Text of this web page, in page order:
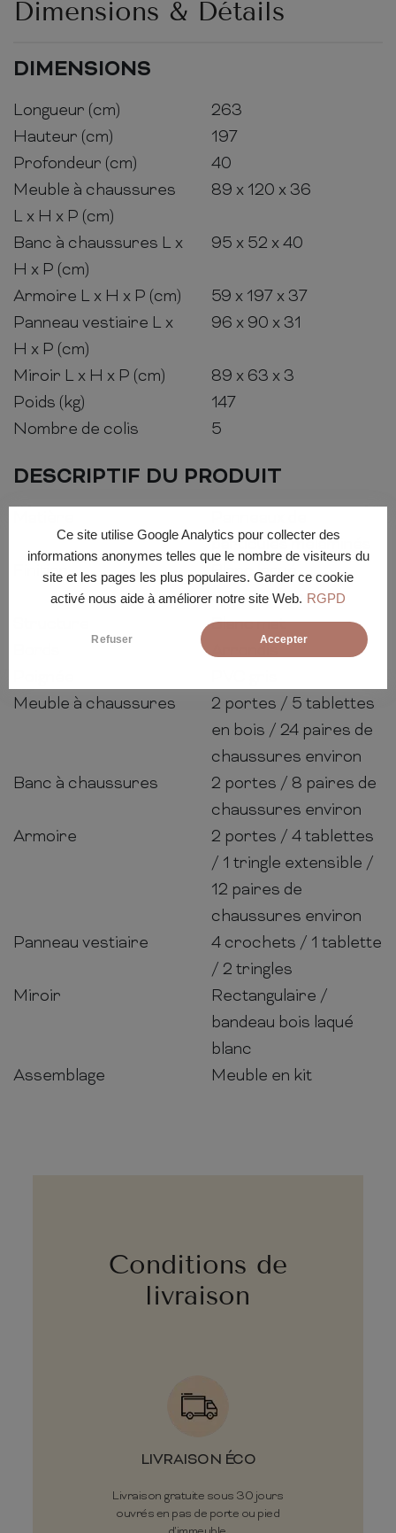
Ce site utilise Google Analytics pour collecter des
informations anonymes telles que le nombre de visiteurs du
site et les pages les plus populaires. Garder ce cookie
activé nous aide à améliorer notre site Web. RGPD
Refuser Accepter
Dimensions & Détails
DIMENSIONS
Longueur (cm)
263
Hauteur (cm)
197
Profondeur (cm)
40
Meuble à chaussures
L x H x P (cm)
89 x 120 x 36
Banc à chaussures L x
H x P (cm)
95 x 52 x 40
Armoire L x H x P (cm)
59 x 197 x 37
Panneau vestiaire L x
H x P (cm)
96 x 90 x 31
Miroir L x H x P (cm)
89 x 63 x 3
Poids (kg)
147
Nombre de colis
5
DESCRIPTIF DU PRODUIT
particules mélaminés
Finition
Blanc laqué
thermoformé
Blanc mat
Arrondis
Meuble à chaussures
2 portes / 5 tablettes
en bois / 24 paires de
chaussures environ
Banc à chaussures
2 portes / 8 paires de
chaussures environ
Armoire
2 portes / 4 tablettes
/ 1 tringle extensible /
12 paires de
chaussures environ
Panneau vestiaire
4 crochets / 1 tablette
/ 2 tringles
Miroir
Rectangulaire /
bandeau bois laqué
blanc
Assemblage
Meuble en kit
Conditions de
livraison
LIVRAISON ÉCO
Livraison gratuite sous 30 jours
ouvrés en pas de porte ou pied